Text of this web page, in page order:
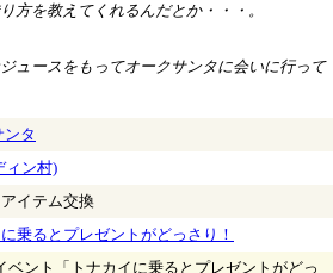
方を教えてくれるんだとか・・・。
ュースをもってオークサンタに会いに行って
ンタ
ィン村)
イテム交換
乗るとプレゼントがどっさり！
ベント「トナカイに乗るとプレゼントがどっ